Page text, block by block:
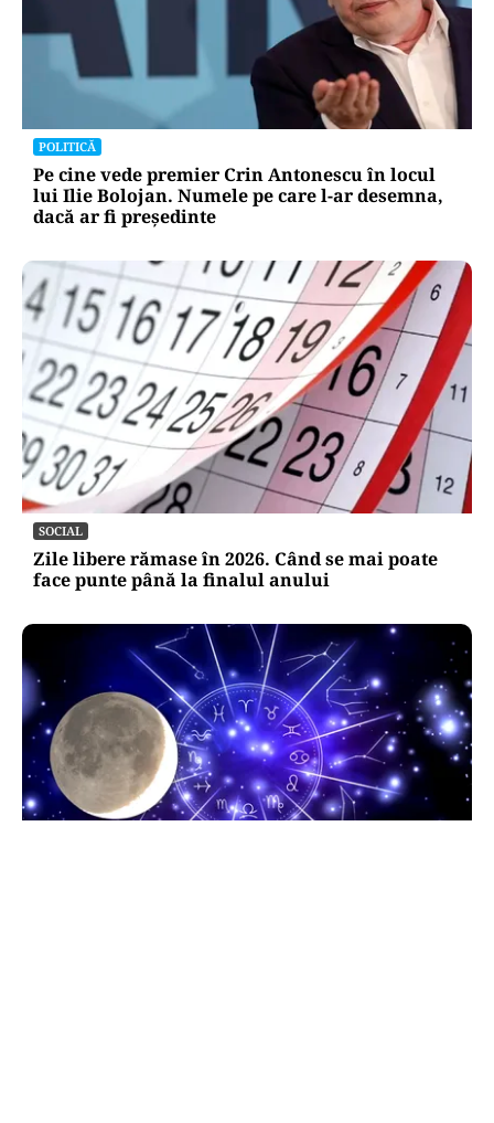
POLITICĂ
Pe cine vede premier Crin Antonescu în locul
lui Ilie Bolojan. Numele pe care l-ar desemna,
dacă ar fi președinte
SOCIAL
Zile libere rămase în 2026. Când se mai poate
face punte până la finalul anului